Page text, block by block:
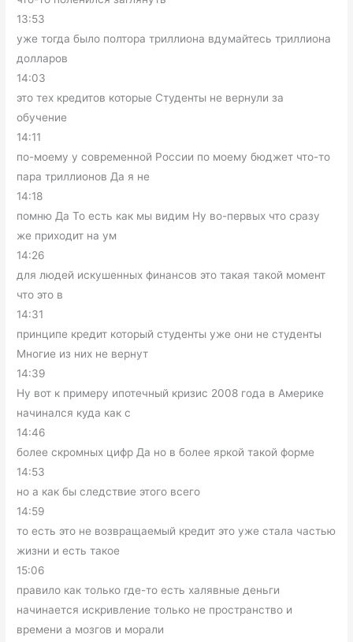
13:53
уже тогда было полтора триллиона вдумайтесь триллиона
долларов
14:03
это тех кредитов которые Студенты не вернули за
обучение
14:11
по-моему у современной России по моему бюджет что-то
пара триллионов Да я не
14:18
помню Да То есть как мы видим Ну во-первых что сразу
же приходит на ум
14:26
для людей искушенных финансов это такая такой момент
что это в
14:31
принципе кредит который студенты уже они не студенты
Многие из них не вернут
14:39
Ну вот к примеру ипотечный кризис 2008 года в Америке
начинался куда как с
14:46
более скромных цифр Да но в более яркой такой форме
14:53
но а как бы следствие этого всего
14:59
то есть это не возвращаемый кредит это уже стала частью
жизни и есть такое
15:06
правило как только где-то есть халявные деньги
начинается искривление только не пространство и
времени а мозгов и морали